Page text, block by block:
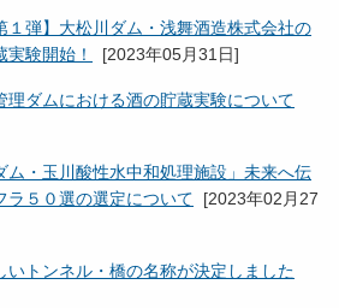
１弾】大松川ダム・浅舞酒造株式会社の
験開始！
[2023年05月31日]
理ダムにおける酒の貯蔵実験について
ム・玉川酸性水中和処理施設」未来へ伝
ラ５０選の選定について [2023年02月27
いトンネル・橋の名称が決定しました